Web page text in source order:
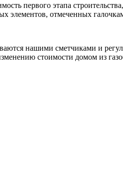
первого этапа
элементов, отмеченных
нашими сметчиками и
стоимости домом из